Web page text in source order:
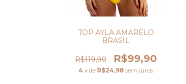
TOP AYLA AMARELO
BRASIL
R$119,90 R$99,90
4 x de R$24,98 sem juros